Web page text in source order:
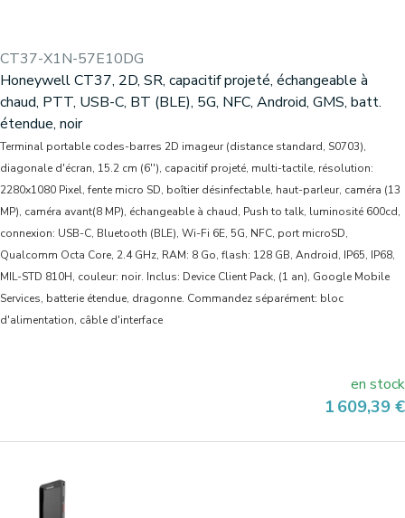
CT37-X1N-57E10DG
Honeywell CT37, 2D, SR, capacitif projeté, échangeable à
chaud, PTT, USB-C, BT (BLE), 5G, NFC, Android, GMS, batt.
étendue, noir
Terminal portable codes-barres 2D imageur (distance standard, S0703),
diagonale d'écran, 15.2 cm (6''), capacitif projeté, multi-tactile, résolution:
2280x1080 Pixel, fente micro SD, boîtier désinfectable, haut-parleur, caméra (13
MP), caméra avant(8 MP), échangeable à chaud, Push to talk, luminosité 600cd,
connexion: USB-C, Bluetooth (BLE), Wi-Fi 6E, 5G, NFC, port microSD,
Qualcomm Octa Core, 2.4 GHz, RAM: 8 Go, flash: 128 GB, Android, IP65, IP68,
MIL-STD 810H, couleur: noir. Inclus: Device Client Pack, (1 an), Google Mobile
Services, batterie étendue, dragonne. Commandez séparément: bloc
d'alimentation, câble d'interface
en stock
Prix
1 609,39 €